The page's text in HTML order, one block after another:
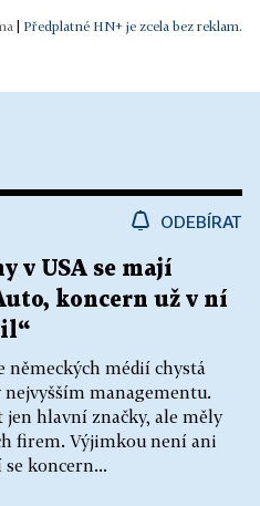
Předplatné HN+ je zcela bez reklam.
ODEBÍRAT
v USA se mají
koncern už v ní
německých médií chystá
managementu.
hlavní značky, ale měly
firem. Výjimkou není ani
koncern...